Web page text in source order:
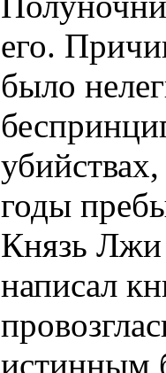
его.
было
годы
Князь
написал
истинным